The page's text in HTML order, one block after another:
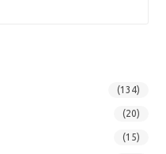
(134)
(20)
(15)